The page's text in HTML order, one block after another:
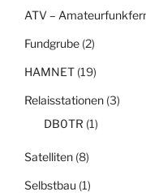
ATV –
Fundgrube(2)
HAMNET(19)
Relaisstationen(3)
DB0TR (1)
Satelliten(8)
Selbstbau (1)